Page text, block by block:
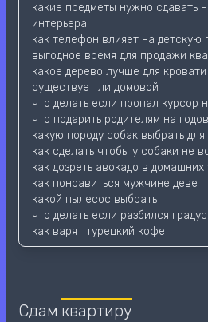
какие предметы нужно сдавать
интерьера
как телефон влияет на детскую
выгодное время для продажи
какое дерево лучше для кровати
существует ли домовой
что делать если пропал курсор
что подарить родителям на
какую породу собак выбрать
как сделать чтобы у собаки не
как дозреть авокадо в домашних
как понравиться мужчине деве
какой пылесос выбрать
что делать если разбился
как варят турецкий кофе
Сдам квартиру